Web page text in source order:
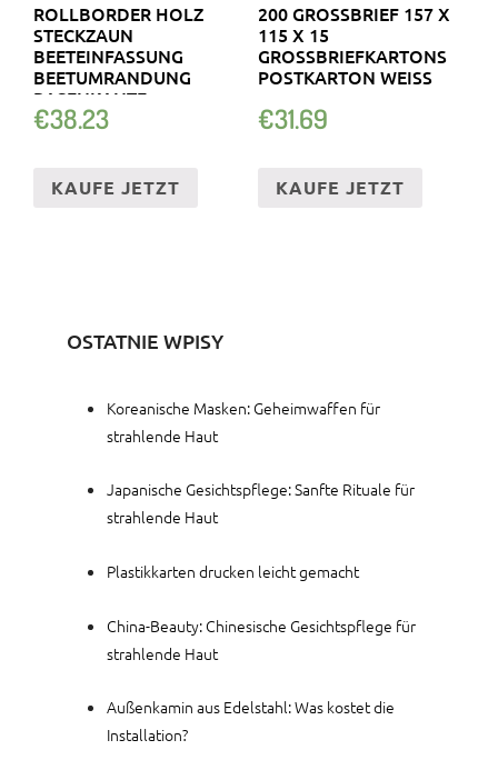
ROLLBORDER HOLZ
STECKZAUN
BEETEINFASSUNG
BEETUMRANDUNG
RASENKANTE
GARTENZAUN PALISADE
€38.23
KAUFE JETZT
200 GROSSBRIEF 157 X 1
15 X 15 G
ROSSBRIEFKARTONS PO
STKARTON WEISS
€31.69
KAUFE JETZT
OSTATNIE WPISY
Koreanische Masken: Geheimwaffen für
strahlende Haut
Japanische Gesichtspflege: Sanfte Rituale für
strahlende Haut
Plastikkarten drucken leicht gemacht
China-Beauty: Chinesische Gesichtspflege für
strahlende Haut
Außenkamin aus Edelstahl: Was kostet die
Installation?